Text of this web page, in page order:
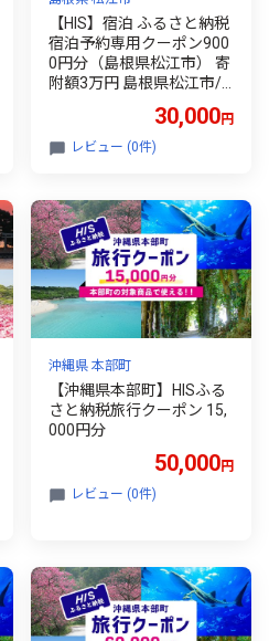
【HIS】宿泊 ふるさと納税
宿泊予約専用クーポン900
0円分（島根県松江市） 寄
附額3万円 島根県松江市/
ス [ALHT003]｜人気 おす
すめ HIS 旅行 旅 券 宿泊券
ント 贈り物 贈答 宿泊 クー
ポン 島根 松江 山陰 予約
宿泊予約 国内旅行 トラベ
ル 旅行券 ペア 家族旅行 温
泉 絶景 風景 癒し
30,000円
レビュー (0件)
沖縄県 本部町
【沖縄県本部町】HISふる
さと納税旅行クーポン 15,
000円分
50,000円
レビュー (0件)